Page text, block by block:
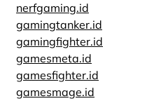
nerfgaming.id
gamingtanker.id
gamingfighter.id
gamesmeta.id
gamesfighter.id
gamesmage.id